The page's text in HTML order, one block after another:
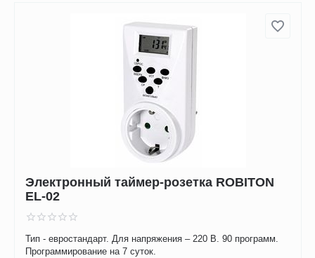
Электронный таймер-розетка ROBITON
EL-02
Тип - евростандарт. Для напряжения – 220 В. 90 программ.
Программирование на 7 суток.